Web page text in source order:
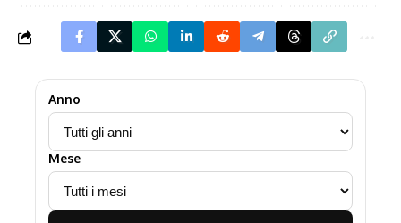
Anno
Mese